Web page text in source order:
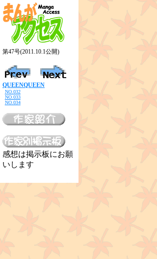
第47号(2011.10.1公開)
QUEENQUEEN
NO.032
NO.033
NO.034
感想は掲示板にお願
いします